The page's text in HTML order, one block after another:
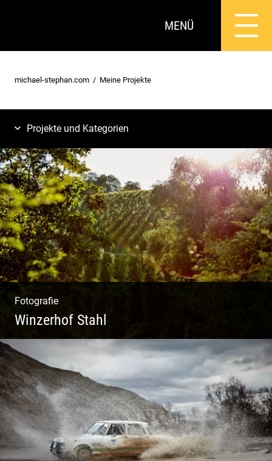
MENÜ
michael-stephan.com Meine Projekte
Projekte und Kategorien
Fotografie
Winzerhof Stahl
Ganz neu durfte es werden. Alles. Fotos.
Web. Shop.